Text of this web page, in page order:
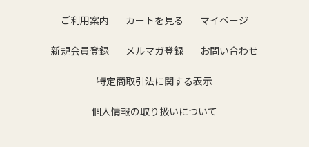
ご利用案内 カートを見る マイページ
新規会員登録 メルマガ登録 お問い合わせ
特定商取引法に関する表示
個人情報の取り扱いについて